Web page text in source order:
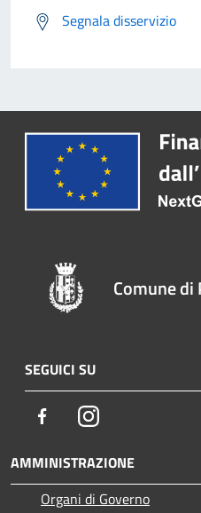
Segnala disservizio
Comune
SEGUICI SU
FacebookInstagram
AMMINISTRAZIONE
Organi di Governo